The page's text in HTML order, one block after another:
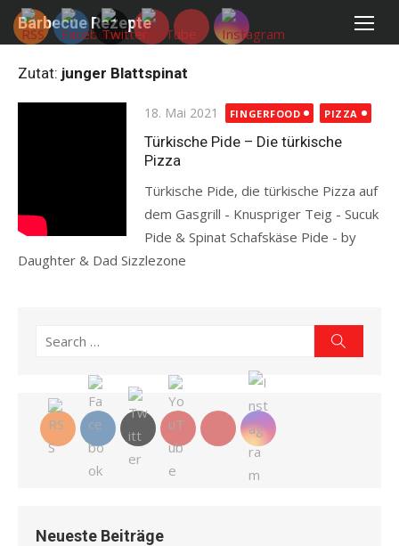
Skip
Barbecue Rezepte
Zutat: junger Blattspinat
Posted
on
18. Mai 2021 FINGERFOOD PIZZA
Türkische Pide – Die türkische
Pizza
Türkische Pide, die türkische Pizza auf
dem Gasgrill - Knuspriger Teig - Sucuk
Pide & Spinat Schafskäse Pide - by
Daughter & Dad Sizzlezone
Search
Neueste Beiträge